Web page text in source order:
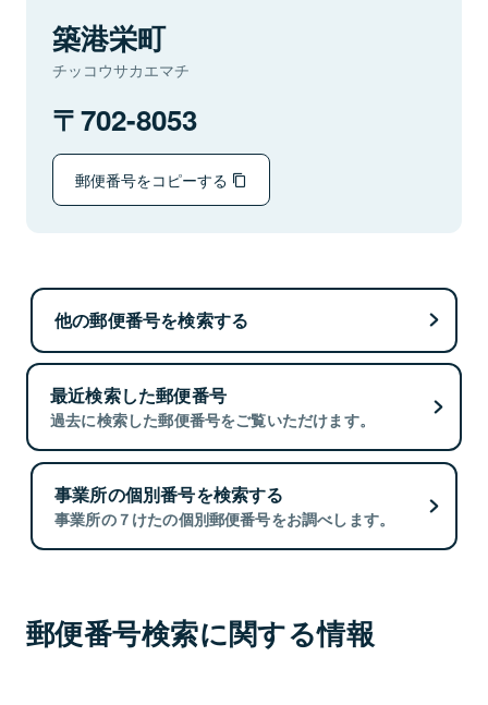
築港栄町
チッコウサカエマチ
702-8053
郵便番号をコピーする
他の郵便番号を検索する
最近検索した郵便番号
過去に検索した郵便番号をご覧いただけます。
事業所の個別番号を検索する
事業所の７けたの個別郵便番号をお調べします。
郵便番号検索に関する情報